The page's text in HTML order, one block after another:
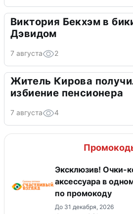
Виктория Бекхэм в
Дэвидом
7 августа 2
Житель Кирова
избиение пенсионера
7 августа 4
Эксклюзив! Очки-
аксессуара в
по промокоду
До 31 декабря, 2026